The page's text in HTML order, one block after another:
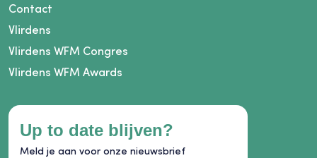
Contact
Vlirdens
Vlirdens WFM Congres
Vlirdens WFM Awards
Up to date blijven?
Meld je aan voor onze nieuwsbrief